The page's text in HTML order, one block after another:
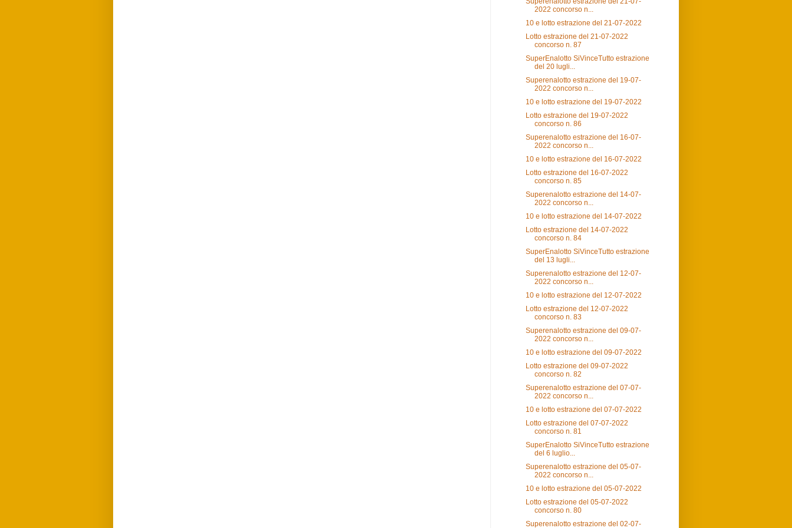
2022 concorso n...
10 e lotto estrazione del 21-07-2022
Lotto estrazione del 21-07-2022
concorso n. 87
SuperEnalotto SiVinceTutto estrazione
del 20 lugli...
Superenalotto estrazione del 19-07-
2022 concorso n...
10 e lotto estrazione del 19-07-2022
Lotto estrazione del 19-07-2022
concorso n. 86
Superenalotto estrazione del 16-07-
2022 concorso n...
10 e lotto estrazione del 16-07-2022
Lotto estrazione del 16-07-2022
concorso n. 85
Superenalotto estrazione del 14-07-
2022 concorso n...
10 e lotto estrazione del 14-07-2022
Lotto estrazione del 14-07-2022
concorso n. 84
SuperEnalotto SiVinceTutto estrazione
del 13 lugli...
Superenalotto estrazione del 12-07-
2022 concorso n...
10 e lotto estrazione del 12-07-2022
Lotto estrazione del 12-07-2022
concorso n. 83
Superenalotto estrazione del 09-07-
2022 concorso n...
10 e lotto estrazione del 09-07-2022
Lotto estrazione del 09-07-2022
concorso n. 82
Superenalotto estrazione del 07-07-
2022 concorso n...
10 e lotto estrazione del 07-07-2022
Lotto estrazione del 07-07-2022
concorso n. 81
SuperEnalotto SiVinceTutto estrazione
del 6 luglio...
Superenalotto estrazione del 05-07-
2022 concorso n...
10 e lotto estrazione del 05-07-2022
Lotto estrazione del 05-07-2022
concorso n. 80
Superenalotto estrazione del 02-07-